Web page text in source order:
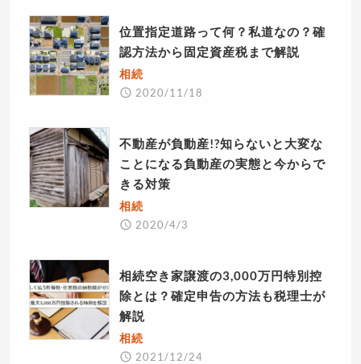
位置指定道路って何？私道なの？確
認方法から固定資産税まで解説
相続
2020/11/18
不動産が負動産!?知らないと大変な
ことになる負動産の実態と今からで
きる対策
相続
2020/4/3
相続空き家譲渡の3,000万円特別控
除とは？確定申告の方法も税理士が
解説
相続
2021/12/24